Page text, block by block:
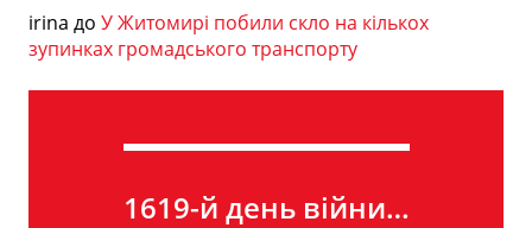
irina до У Житомирі побили скло на кількох
зупинках громадського транспорту
1619-й день війни…